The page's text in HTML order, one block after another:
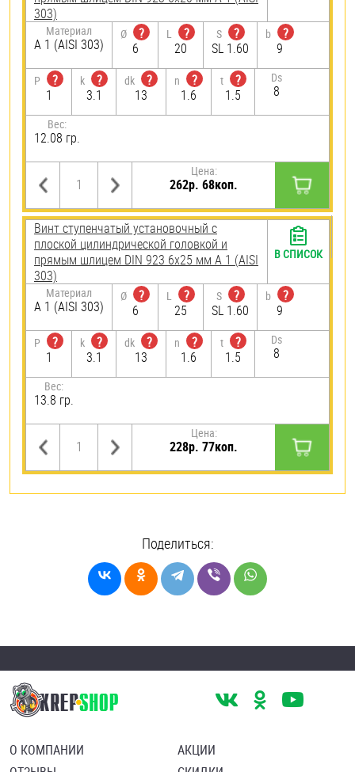
303)
Материал
А 1 (AISI 303)
Ø
?
6
L
?
20
S
?
SL 1.60
b
?
9
P
?
1
k
?
3.1
dk
?
13
n
?
1.6
t
?
1.5
Ds
8
Вес:
12.08 гр.
Цена:
262р. 68коп.
Винт ступенчатый установочный с
плоской цилиндрической головкой и
прямым шлицем DIN 923 6х25 мм А 1 (AISI
303)
Материал
А 1 (AISI 303)
Ø
?
6
L
?
25
S
?
SL 1.60
b
?
9
P
?
1
k
?
3.1
dk
?
13
n
?
1.6
t
?
1.5
Ds
8
Вес:
13.8 гр.
Цена:
228р. 77коп.
В СПИСОК
Поделиться:
О КОМПАНИИ
АКЦИИ